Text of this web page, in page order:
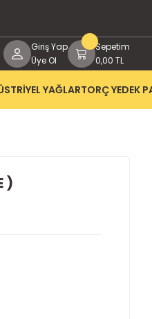
Giriş Yap
Üye Ol
Sepetim
0,00 TL
YAĞLARTORÇ YEDEK
)